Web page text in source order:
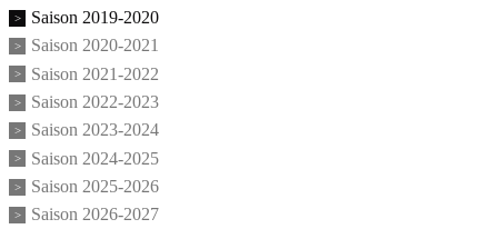
Saison 2019-2020
Saison 2020-2021
Saison 2021-2022
Saison 2022-2023
Saison 2023-2024
Saison 2024-2025
Saison 2025-2026
Saison 2026-2027